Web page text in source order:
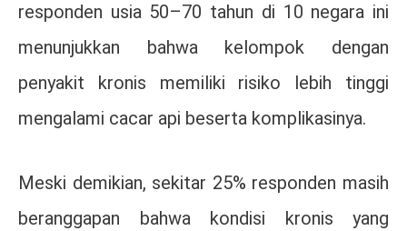
responden usia 50–70 tahun di 10 negara ini
menunjukkan bahwa kelompok dengan
penyakit kronis memiliki risiko lebih tinggi
mengalami cacar api beserta komplikasinya.
Meski demikian, sekitar 25% responden masih
beranggapan bahwa kondisi kronis yang